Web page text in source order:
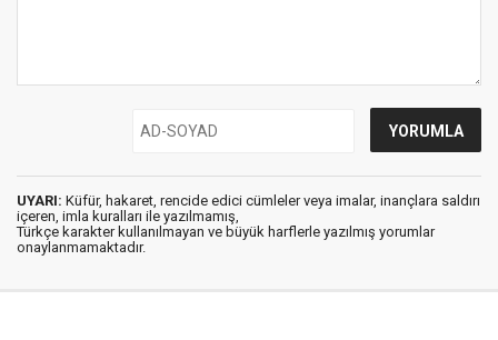
UYARI: Küfür, hakaret, rencide edici cümleler veya imalar, inançlara saldırı
içeren, imla kuralları ile yazılmamış,
Türkçe karakter kullanılmayan ve büyük harflerle yazılmış yorumlar
onaylanmamaktadır.